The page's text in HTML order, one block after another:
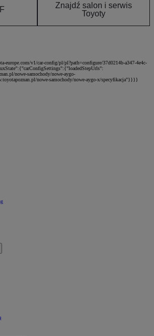
Znajdź salon i serwis
Toyoty
europe.com/v1/car-config/pl/pl?path=configure/37d0214b-a347-4e4c-
nowe-samochody/nowe-aygo-
nowe-samochody/nowe-aygo-x/specyfikacja"}}}}